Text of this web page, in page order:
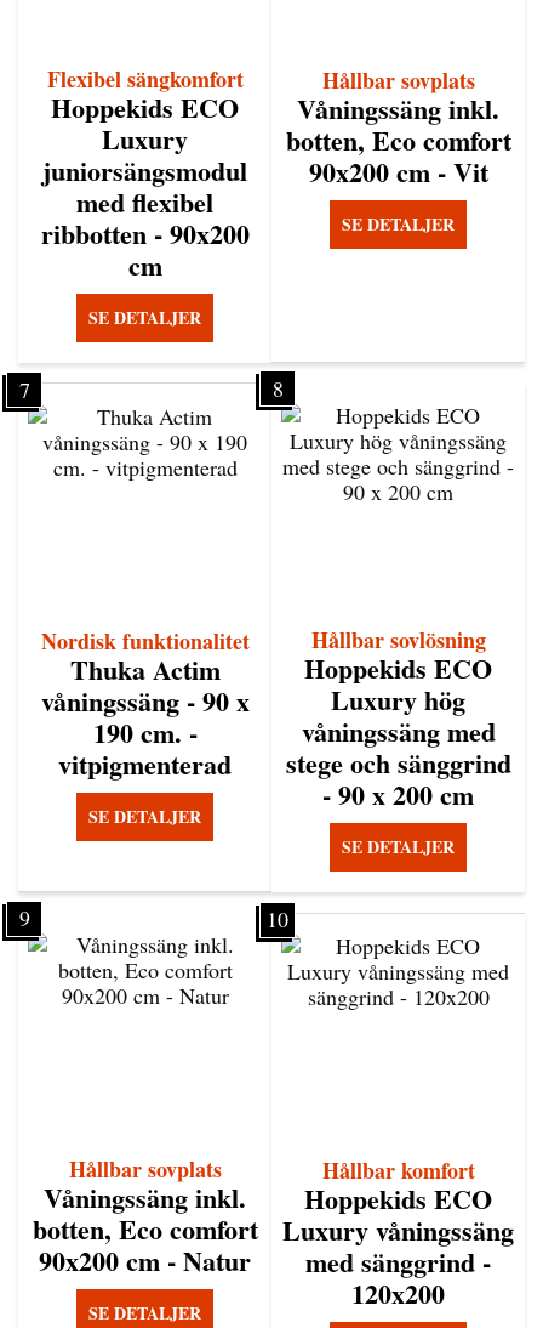
Flexibel sängkomfort
Hoppekids ECO
Luxury
juniorsängsmodul
med flexibel
ribbotten - 90x200
cm
SE DETALJER
Hållbar sovplats
Våningssäng inkl.
botten, Eco comfort
90x200 cm - Vit
SE DETALJER
7
Nordisk funktionalitet
Thuka Actim
våningssäng - 90 x
190 cm. -
vitpigmenterad
SE DETALJER
8
Hållbar sovlösning
Hoppekids ECO
Luxury hög
våningssäng med
stege och sänggrind
- 90 x 200 cm
SE DETALJER
9
Hållbar sovplats
Våningssäng inkl.
botten, Eco comfort
90x200 cm - Natur
SE DETALJER
10
Hållbar komfort
Hoppekids ECO
Luxury våningssäng
med sänggrind -
120x200